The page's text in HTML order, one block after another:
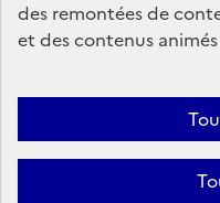
Contact Mentions légales
Politique générale de
des témoins de connexion
des remontées de
et des contenus